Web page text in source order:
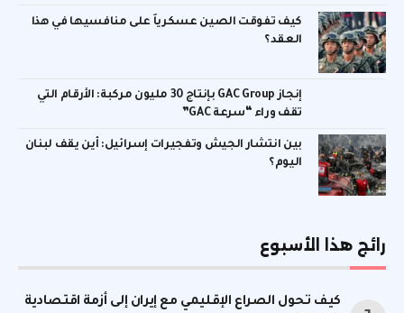
كيف تفوقت الصين عسكرياً على منافسيها في هذا
العقد؟
إنجاز GAC Group بإنتاج 30 مليون مركبة: الأرقام التي
تقف وراء “سرعة GAC”
بين انتشار الجيش وتفجيرات إسرائيل: أين يقف لبنان
اليوم؟
رائج هذا الأسبوع
كيف تحول الصراع الإقليمي مع إيران إلى أزمة اقتصادية